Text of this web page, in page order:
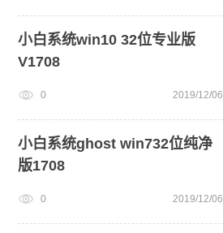
小白系统win10 32位专业版
V1708
0 2019/12/06
小白系统ghost win732位纯净
版1708
0 2019/12/06